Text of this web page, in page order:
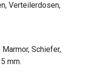
Verteilerdosen,
Schiefer,
mm.